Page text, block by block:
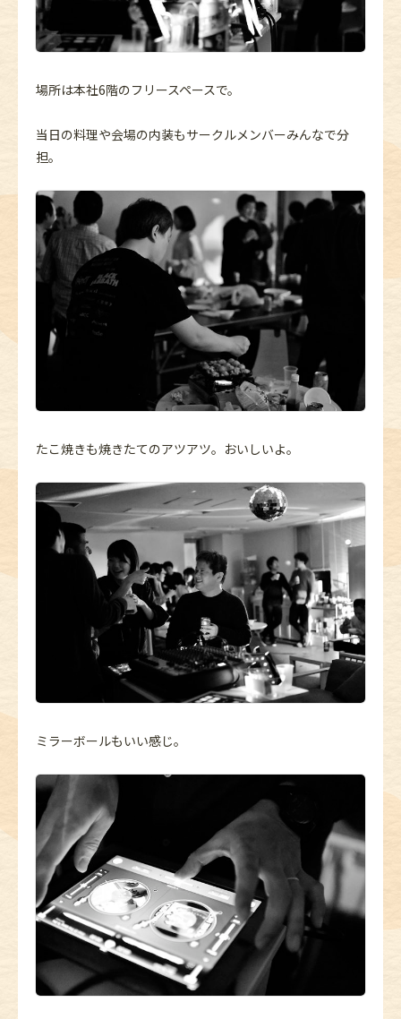
場所は本社6階のフリースペースで。
当日の料理や会場の内装もサークルメンバーみんなで分
担。
たこ焼きも焼きたてのアツアツ。おいしいよ。
ミラーボールもいい感じ。